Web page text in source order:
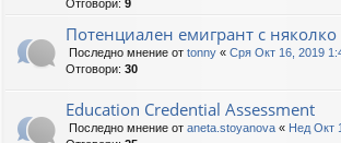
Отговори: 9
Потенциален емигрант с
Последно мнение от tonny « Сря Окт 16, 2019
Отговори: 30
Education Credential Assessment
Последно мнение от aneta.stoyanova « Нед Окт